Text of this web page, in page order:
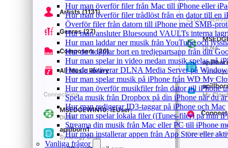
Hur man överför filer från Mac till iPhone eller
Hur man överför filer trådlöst från en dator till en
Överför filer från datorn till iPhone med SMB-
Hur man ansluter Bluesound VAULTs interna
Hur man laddar ner musik från YouTube och
Hur du kopplar bort en tredjepartsapp från ditt
Hur man spelar in video medan musik spelas på
Hur du aktiverar DLNA Media Server på
Hur man spelar musik på iPhone från WD My
Hur man överför musikfiler från dator till iPhone
Spela musik från Dropbox på din iPhone när du
Hur man redigerar ID3-taggar på iPhone och Mac
Hur man spelar lokala filer (iTunes-filer) på min
Streama din musik från Mac eller PC till iPhone
Hur man installerar appen från App Store eller
Vanliga frågor